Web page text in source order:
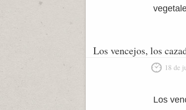
Los vencejos, los
18 de
Los